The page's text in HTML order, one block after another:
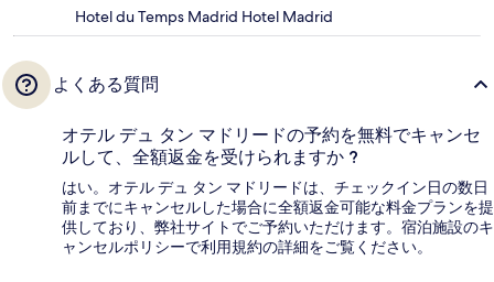
Hotel du Temps Madrid Hotel Madrid
よくある質問
オテル デュ タン マドリードの予約を無料でキャンセ
ルして、全額返金を受けられますか ?
はい。オテル デュ タン マドリードは、チェックイン日の数日
前までにキャンセルした場合に全額返金可能な料金プランを提
供しており、弊社サイトでご予約いただけます。宿泊施設のキ
ャンセルポリシーで利用規約の詳細をご覧ください。